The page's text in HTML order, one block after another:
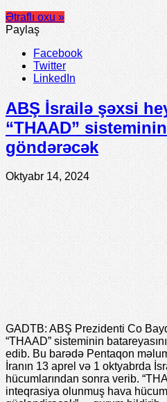
Ətraflı oxu »
Paylaş
Facebook
Twitter
LinkedIn
ABŞ İsrailə şəxsi
“THAAD” sisteminin
göndərəcək
Oktyabr 14, 2024
GADTB: ABŞ Prezidenti Co
“THAAD” sisteminin
edib. Bu barədə Pentaqon
İranın 13 aprel və 1 oktyabrda
hücumlarından sonra verib.
inteqrasiya olunmuş hava